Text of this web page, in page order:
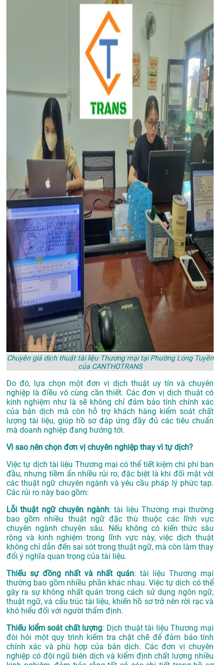
Chuyên giá dịch thuật tài liệu Thương mại tại Phường Long Tuyền
của CANTHOTRANS
Do đó, lựa chọn một đơn vị dịch thuật uy tín và chuyên
nghiệp là điều vô cùng cần thiết. Các đơn vị dịch thuật có
kinh nghiệm như là sẽ không chỉ đảm bảo tính chính xác
của bản dịch mà còn hỗ trợ khách hàng kiểm soát chất
lượng tài liệu, giúp hồ sơ đáp ứng đầy đủ các tiêu chuẩn
mà doanh nghiệp đang hướng tới.
Vì sao nên chọn đơn vị chuyên nghiệp thay vì tự dịch?
Việc tự dịch tài liệu Thương mại có thể tiết kiệm chi phí ban
đầu, nhưng tiềm ẩn nhiều rủi ro, đặc biệt là khi đối mặt với
các thuật ngữ chuyên ngành và yêu cầu pháp lý phức tạp.
Các rủi ro này bao gồm:
Lỗi thuật ngữ chuyên ngành: tài liệu Thương mại thường
bao gồm nhiều thuật ngữ đặc thù thuộc các lĩnh vực
chuyên ngành chuyên sâu. Nếu không có kiến thức sâu
rộng và kinh nghiệm trong lĩnh vực này, việc dịch thuật
không chỉ dẫn đến sai sót trong thuật ngữ, mà còn làm thay
đổi ý nghĩa quan trọng của tài liệu.
Thiếu sự đồng nhất và nhất quán: tài liệu Thương mại
thường bao gồm nhiều phần khác nhau. Việc tự dịch có thể
gây ra sự không nhất quán trong cách sử dụng ngôn ngữ,
thuật ngữ, và cấu trúc tài liệu, khiến hồ sơ trở nên rời rạc và
khó hiểu đối với người thẩm định.
Thiếu kiểm soát chất lượng: Dịch thuật tài liệu Thương mại
đòi hỏi một quy trình kiểm tra chặt chẽ để đảm bảo tính
chính xác và phù hợp của bản dịch. Các đơn vị chuyên
nghiệp có đội ngũ biên dịch và kiểm định chất lượng nhiều